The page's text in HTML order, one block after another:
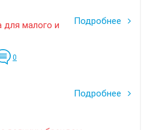
Подробнее
малого и
0
Подробнее